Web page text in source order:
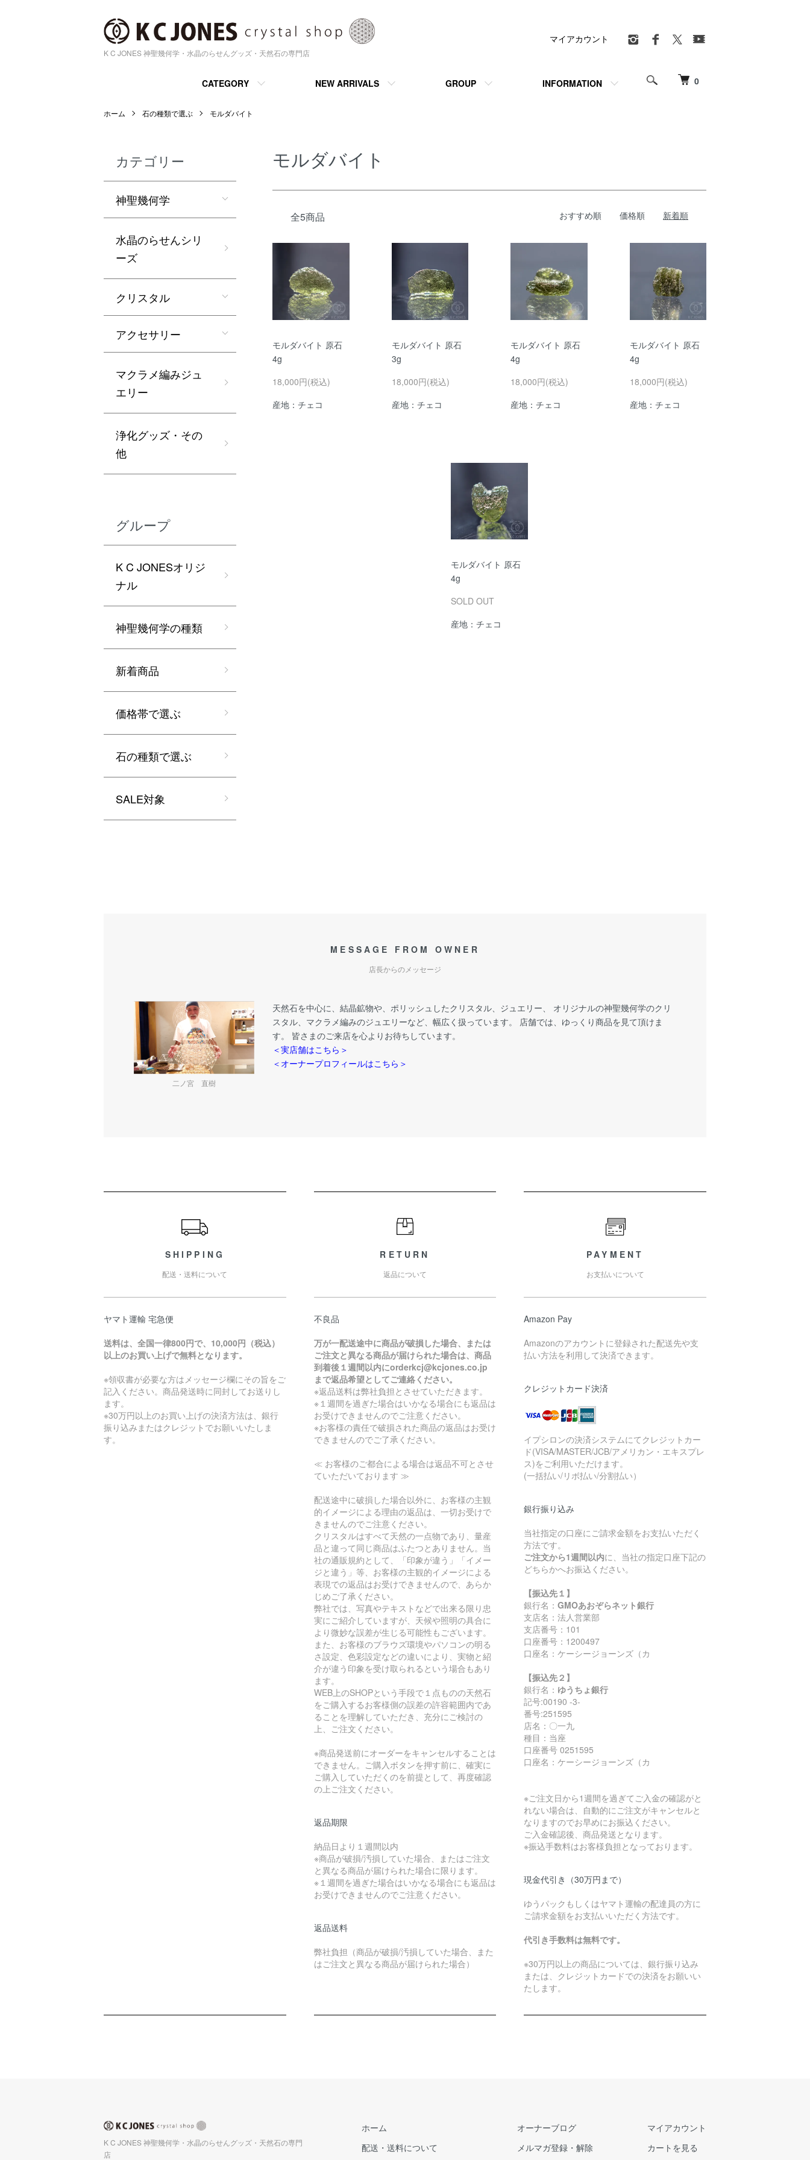
K C JONES 神聖幾何学・水晶のらせんグッズ・天然石の専門店
0
CATEGORY NEW ARRIVALS GROUP INFORMATION
マイアカウント
ホーム 石の種類で選ぶ モルダバイト
モルダバイト
全5商品 おすすめ順 価格順 新着順
モルダバイト 原石
4g
18,000円(税込)
産地：チェコ
モルダバイト 原石
3g
18,000円(税込)
産地：チェコ
モルダバイト 原石
4g
18,000円(税込)
産地：チェコ
モルダバイト 原石
4g
18,000円(税込)
産地：チェコ
モルダバイト 原石
4g
SOLD OUT
産地：チェコ
カテゴリー
神聖幾何学
水晶のらせんシリ
ーズ
クリスタル
アクセサリー
マクラメ編みジュ
エリー
浄化グッズ・その
他
グループ
K C JONESオリジ
ナル
神聖幾何学の種類
新着商品
価格帯で選ぶ
石の種類で選ぶ
SALE対象
MESSAGE FROM OWNER
店長からのメッセージ
二ノ宮 直樹
天然石を中心に、結晶鉱物や、ポリッシュしたクリスタル、ジュエリー、 オリジナルの神聖幾何学のクリ
スタル、マクラメ編みのジュエリーなど、幅広く扱っています。 店舗では、ゆっくり商品を見て頂けま
す。 皆さまのご来店を心よりお待ちしています。
＜実店舗はこちら＞
＜オーナープロフィールはこちら＞
SHIPPING
配送・送料について
ヤマト運輸 宅急便
送料は、全国一律800円で、10,000円（税込）
以上のお買い上げで無料となります。
※領収書が必要な方はメッセージ欄にその旨をご
記入ください。商品発送時に同封してお送りし
ます。
※30万円以上のお買い上げの決済方法は、銀行
振り込みまたはクレジットでお願いいたしま
す。
RETURN
返品について
不良品
万が一配送途中に商品が破損した場合、または
ご注文と異なる商品が届けられた場合は、商品
到着後１週間以内にorderkcj@kcjones.co.jp
まで返品希望としてご連絡ください。
※返品送料は弊社負担とさせていただきます。
※１週間を過ぎた場合はいかなる場合にも返品は
お受けできませんのでご注意ください。
※お客様の責任で破損された商品の返品はお受け
できませんのでご了承ください。
≪ お客様のご都合による場合は返品不可とさせ
ていただいております ≫
配送途中に破損した場合以外に、お客様の主観
的イメージによる理由の返品は、一切お受けで
きませんのでご注意ください。
クリスタルはすべて天然の一点物であり、量産
品と違って同じ商品はふたつとありません。当
社の通販規約として、「印象が違う」「イメー
ジと違う」等、お客様の主観的イメージによる
表現での返品はお受けできませんので、あらか
じめご了承ください。
弊社では、写真やテキストなどで出来る限り忠
実にご紹介していますが、天候や照明の具合に
より微妙な誤差が生じる可能性もございます。
また、お客様のブラウズ環境やパソコンの明る
さ設定、色彩設定などの違いにより、実物と紹
介が違う印象を受け取られるという場合もあり
ます。
WEB上のSHOPという手段で１点ものの天然石
をご購入するお客様側の誤差の許容範囲内であ
ることを理解していただき、充分にご検討の
上、ご注文ください。
※商品発送前にオーダーをキャンセルすることは
できません。ご購入ボタンを押す前に、確実に
ご購入していただくのを前提として、再度確認
の上ご注文ください。
返品期限
納品日より１週間以内
※商品が破損/汚損していた場合、またはご注文
と異なる商品が届けられた場合に限ります。
※１週間を過ぎた場合はいかなる場合にも返品は
お受けできませんのでご注意ください。
返品送料
弊社負担（商品が破損/汚損していた場合、また
はご注文と異なる商品が届けられた場合）
PAYMENT
お支払いについて
Amazon Pay
Amazonのアカウントに登録された配送先や支
払い方法を利用して決済できます。
クレジットカード決済
イプシロンの決済システムにてクレジットカー
ド(VISA/MASTER/JCB/アメリカン・エキスプレ
ス)をご利用いただけます。
(一括払い/リボ払い/分割払い）
銀行振り込み
当社指定の口座にご請求金額をお支払いただく
方法です。
ご注文から1週間以内に、当社の指定口座下記の
どちらかへお振込ください。
【振込先１】
銀行名：GMOあおぞらネット銀行
支店名：法人営業部
支店番号：101
口座番号：1200497
口座名：ケーシージョーンズ（カ
【振込先２】
銀行名： ゆうちょ銀行
記号:00190 -3-
番号:251595
店名：〇一九
種目：当座
口座番号 0251595
口座名：ケーシージョーンズ（カ
※ご注文日から1週間を過ぎてご入金の確認がと
れない場合は、自動的にご注文がキャンセルと
なりますのでお早めにお振込ください。
ご入金確認後、商品発送となります。
※振込手数料はお客様負担となっております。
現金代引き（30万円まで）
ゆうパックもしくはヤマト運輸の配達員の方に
ご請求金額をお支払いいただく方法です。
代引き手数料は無料です。
※30万円以上の商品については、銀行振り込み
または、クレジットカードでの決済をお願いい
たします。
K C JONES 神聖幾何学・水晶のらせんグッズ・天然石の専門
店
ホーム
配送・送料について
オーナーブログ
メルマガ登録・解除
マイアカウント
カートを見る